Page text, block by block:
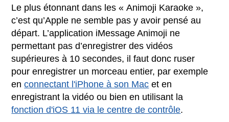
Le plus étonnant dans les « Animoji Karaoke »,
c’est qu’Apple ne semble pas y avoir pensé au
départ. L’application iMessage Animoji ne
permettant pas d’enregistrer des vidéos
supérieures à 10 secondes, il faut donc ruser
pour enregistrer un morceau entier, par exemple
enconnectant l'iPhone à son Mac et en
enregistrant la vidéo ou bien en utilisant la
fonction d'iOS 11 via le centre de contrôle.